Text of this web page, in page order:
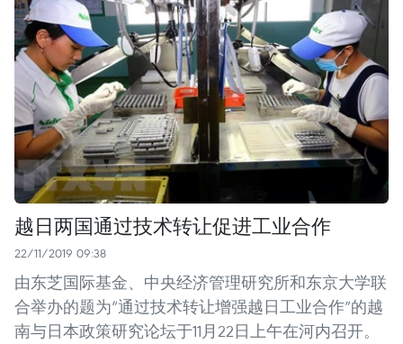
越日两国通过技术转让促进工业合作
22/11/2019 09:38
由东芝国际基金、中央经济管理研究所和东京大学联
合举办的题为“通过技术转让增强越日工业合作”的越
南与日本政策研究论坛于11月22日上午在河内召开。